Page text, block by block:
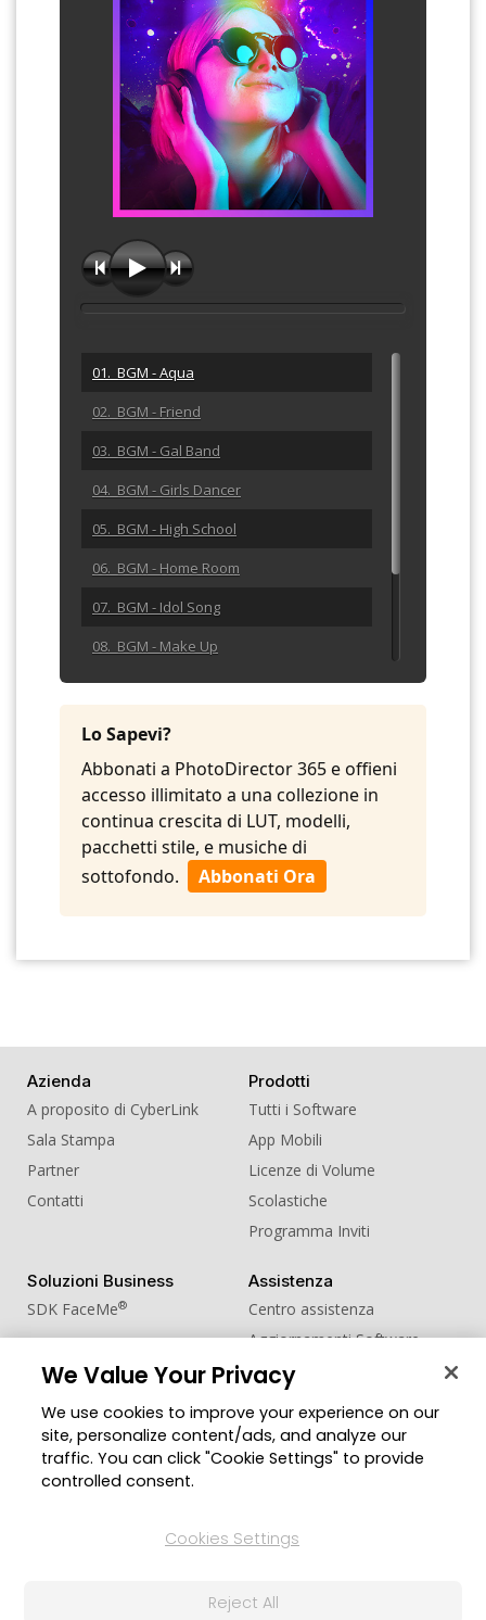
01. BGM - Aqua
02. BGM - Friend
03. BGM - Gal Band
04. BGM - Girls Dancer
05. BGM - High School
06. BGM - Home Room
07. BGM - Idol Song
08. BGM - Make Up
09. BGM - Message
10. BGM - Odaiba
11. BGM - Rose
Lo Sapevi?
Abbonati a PhotoDirector 365 e offieni
accesso illimitato a una collezione in
continua crescita di LUT, modelli,
pacchetti stile, e musiche di
sottofondo.
Abbonati Ora
Azienda
A proposito di CyberLink
Sala Stampa
Partner
Contatti
Prodotti
Tutti i Software
App Mobili
Licenze di Volume
Scolastiche
Programma Inviti
Soluzioni Business
SDK FaceMe®
Assistenza
Centro assistenza
Aggiornamenti Software
Centro Apprendimento
Comunità
Zona Utenti
Blog
Cambia regione
© 2026 CyberLink Corp. Tutti i diritti riservati.
We Value Your Privacy
We use cookies to improve your experience on our
site, personalize content/ads, and analyze our
traffic. You can click "Cookie Settings" to provide
controlled consent.
Cookies Settings
Reject All